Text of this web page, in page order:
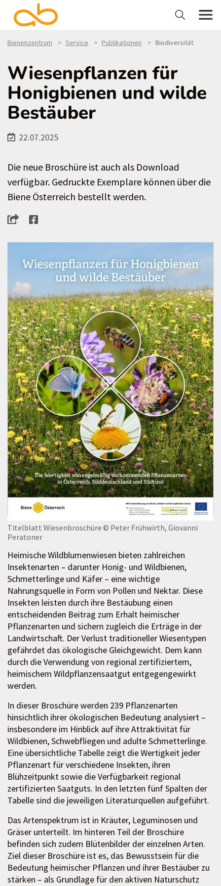
Bienenzentrum Service Publikationen Biodiversität
Wiesenpflanzen für
Honigbienen und wilde
Bestäuber
22.07.2025
Die neue Broschüre ist auch als Download
verfügbar. Gedruckte Exemplare können über die
Biene Österreich bestellt werden.
Titelblatt Wiesenbroschüre © Peter Frühwirth, Giovanni
Peratoner
Heimische Wildblumenwiesen bieten zahlreichen
Insektenarten – darunter Honig- und Wildbienen,
Schmetterlinge und Käfer – eine wichtige
Nahrungsquelle in Form von Pollen und Nektar. Diese
Insekten leisten durch ihre Bestäubung einen
entscheidenden Beitrag zum Erhalt heimischer
Pflanzenarten und sichern zugleich die Erträge in der
Landwirtschaft. Der Verlust traditioneller Wiesentypen
gefährdet das ökologische Gleichgewicht. Dem kann
durch die Verwendung von regional zertifiziertem,
heimischem Wildpflanzensaatgut entgegengewirkt
werden.
In dieser Broschüre werden 239 Pflanzenarten
hinsichtlich ihrer ökologischen Bedeutung analysiert –
insbesondere im Hinblick auf ihre Attraktivität für
Wildbienen, Schwebfliegen und adulte Schmetterlinge.
Eine übersichtliche Tabelle zeigt die Wertigkeit jeder
Pflanzenart für verschiedene Insekten, ihren
Blühzeitpunkt sowie die Verfügbarkeit regional
zertifizierten Saatguts. In den letzten fünf Spalten der
Tabelle sind die jeweiligen Literaturquellen aufgeführt.
Das Artenspektrum ist in Kräuter, Leguminosen und
Gräser unterteilt. Im hinteren Teil der Broschüre
befinden sich zudem Blütenbilder der einzelnen Arten.
Ziel dieser Broschüre ist es, das Bewusstsein für die
Bedeutung heimischer Pflanzen und ihrer Bestäuber zu
stärken – als Grundlage für den aktiven Naturschutz